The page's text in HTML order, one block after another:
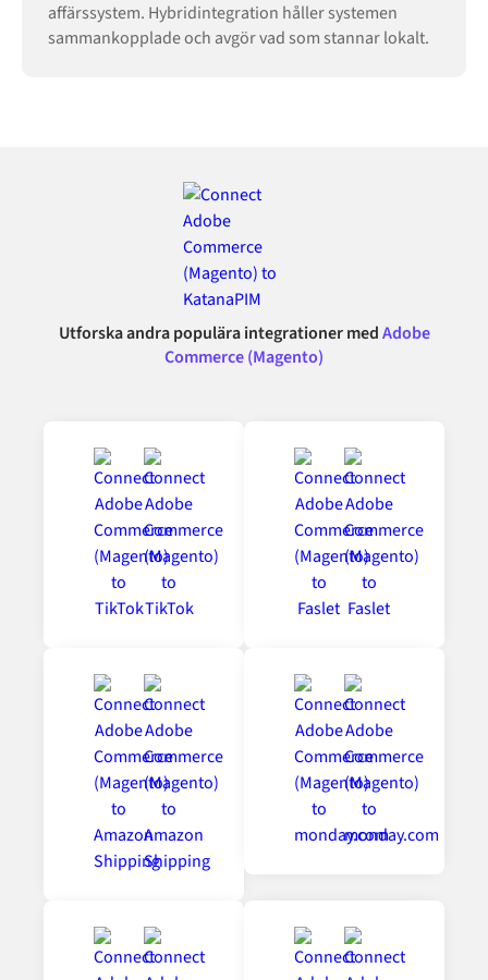
affärssystem. Hybridintegration håller systemen
sammankopplade och avgör vad som stannar lokalt.
Utforska andra populära integrationer medAdobe
Commerce (Magento)